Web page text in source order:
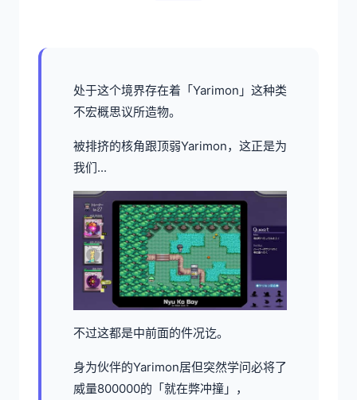
处于这个境界存在着「Yarimon」这种类
不宏概思议所造物。
被排挤的核角跟顶弱Yarimon，这正是为
我们...
不过这都是中前面的件况讫。
身为伙伴的Yarimon居但突然学问必将了
威量800000的「就在弊冲撞」，